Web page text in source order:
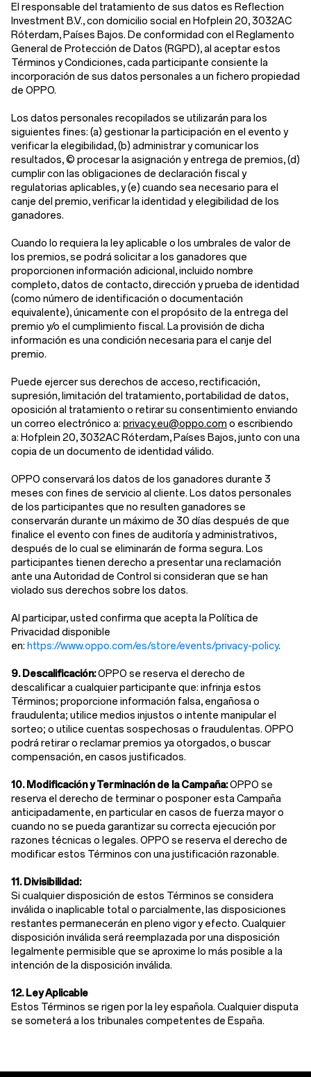
El responsable del tratamiento de sus datos es Reflection
Investment B.V., con domicilio social en Hofplein 20, 3032AC
Róterdam, Países Bajos. De conformidad con el Reglamento
General de Protección de Datos (RGPD), al aceptar estos
Términos y Condiciones, cada participante consiente la
incorporación de sus datos personales a un fichero propiedad
de OPPO.
Los datos personales recopilados se utilizarán para los
siguientes fines: (a) gestionar la participación en el evento y
verificar la elegibilidad, (b) administrar y comunicar los
resultados, © procesar la asignación y entrega de premios, (d)
cumplir con las obligaciones de declaración fiscal y
regulatorias aplicables, y (e) cuando sea necesario para el
canje del premio, verificar la identidad y elegibilidad de los
ganadores.
Cuando lo requiera la ley aplicable o los umbrales de valor de
los premios, se podrá solicitar a los ganadores que
proporcionen información adicional, incluido nombre
completo, datos de contacto, dirección y prueba de identidad
(como número de identificación o documentación
equivalente), únicamente con el propósito de la entrega del
premio y/o el cumplimiento fiscal. La provisión de dicha
información es una condición necesaria para el canje del
premio.
Puede ejercer sus derechos de acceso, rectificación,
supresión, limitación del tratamiento, portabilidad de datos,
oposición al tratamiento o retirar su consentimiento enviando
un correo electrónico a: privacy.eu@oppo.com o escribiendo
a: Hofplein 20, 3032AC Róterdam, Países Bajos, junto con una
copia de un documento de identidad válido.
OPPO conservará los datos de los ganadores durante 3
meses con fines de servicio al cliente. Los datos personales
de los participantes que no resulten ganadores se
conservarán durante un máximo de 30 días después de que
finalice el evento con fines de auditoría y administrativos,
después de lo cual se eliminarán de forma segura. Los
participantes tienen derecho a presentar una reclamación
ante una Autoridad de Control si consideran que se han
violado sus derechos sobre los datos.
Al participar, usted confirma que acepta la Política de
Privacidad disponible
en: https://www.oppo.com/es/store/events/privacy-policy.
9. Descalificación:OPPO se reserva el derecho de
descalificar a cualquier participante que: infrinja estos
Términos; proporcione información falsa, engañosa o
fraudulenta; utilice medios injustos o intente manipular el
sorteo; o utilice cuentas sospechosas o fraudulentas. OPPO
podrá retirar o reclamar premios ya otorgados, o buscar
compensación, en casos justificados.
10. Modificación y Terminación de la Campaña:OPPO se
reserva el derecho de terminar o posponer esta Campaña
anticipadamente, en particular en casos de fuerza mayor o
cuando no se pueda garantizar su correcta ejecución por
razones técnicas o legales. OPPO se reserva el derecho de
modificar estos Términos con una justificación razonable.
11. Divisibilidad:
Si cualquier disposición de estos Términos se considera
inválida o inaplicable total o parcialmente, las disposiciones
restantes permanecerán en pleno vigor y efecto. Cualquier
disposición inválida será reemplazada por una disposición
legalmente permisible que se aproxime lo más posible a la
intención de la disposición inválida.
12. Ley Aplicable
Estos Términos se rigen por la ley española. Cualquier disputa
se someterá a los tribunales competentes de España.